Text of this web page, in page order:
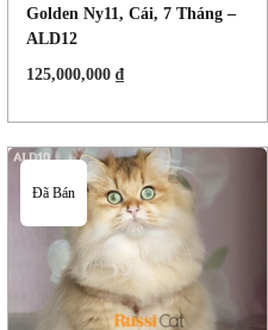
Golden Ny11, Cái, 7 Tháng –
ALD12
125,000,000 ₫
Đã Bán